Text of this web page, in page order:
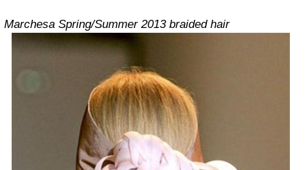
Marchesa Spring/Summer 2013 braided hair